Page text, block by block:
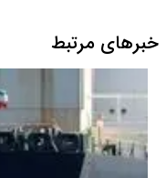
خبرهای مرتبط